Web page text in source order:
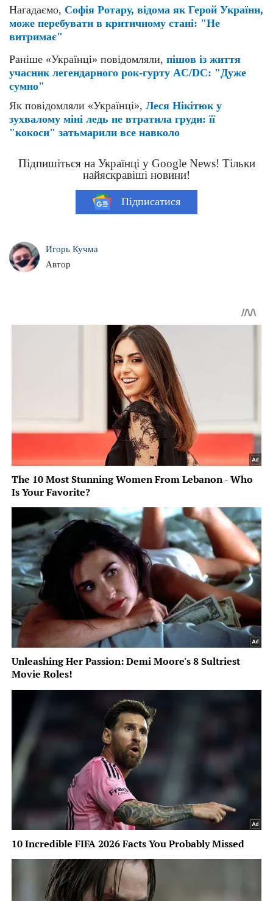
Нагадаємо, Софія Ротару, відома як Герой України,
може перебувати в критичному стані: "Не
витримає"
Раніше «Українці» повідомляли, пішов із життя
учасник легендарного рок-гурту AC/DC: "Дуже
сумно"
Як повідомляли «Українці», Леся Нікітюк у
зухвалому міні ледь не втратила груди: її
"кокоси" затьмарили все навколо
Підпишіться на Українці у Google News! Тільки
найяскравіші новини!
Підписатися
Игорь Кучма
Автор